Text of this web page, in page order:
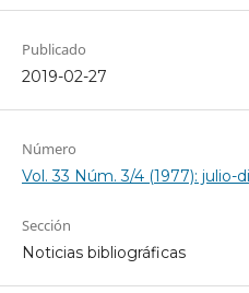
Publicado
2019-02-27
Número
Vol. 33 Núm. 3/4 (1977): julio-
Sección
Noticias bibliográficas